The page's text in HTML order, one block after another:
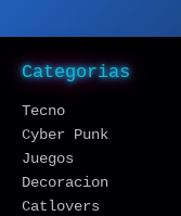
Categorias
Tecno
Cyber Punk
Juegos
Decoracion
Catlovers